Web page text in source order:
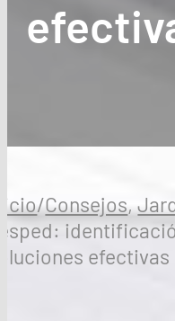
/Consejos,
efectivas